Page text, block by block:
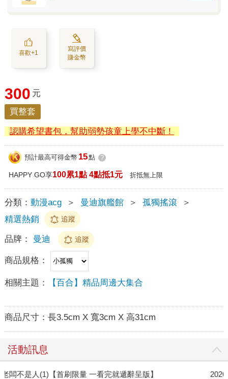
喜歡+1
寫評價
賺金幣
300 元
買整套
認購希望書包，幫助弱勢孩童上學不中斷！
預計最高可得金幣 15點 ?
HAPPY GO享100累1點 4點抵1元 折抵無上限
分類： 動漫acg ＞ 曼迪旗艦館 ＞ 孤獨搖滾
＞
精選熱銷
追蹤
品牌： 曼迪 追蹤
商品規格：
相關主題： 【百合】精品周邊大集合
商品尺寸： 長3.5cm X 寬3cm X 高31cm
活動訊息
老闆不是人(1)【首刷限量 一看完就遞辭呈版】